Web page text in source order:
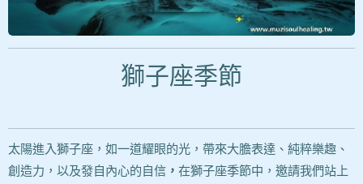
獅子座季節
太陽進入獅子座，如一道耀眼的光，帶來大膽表達、純粹樂趣、
創造力，以及發自內心的自信 ， 在獅子座季節中，邀請我們站上